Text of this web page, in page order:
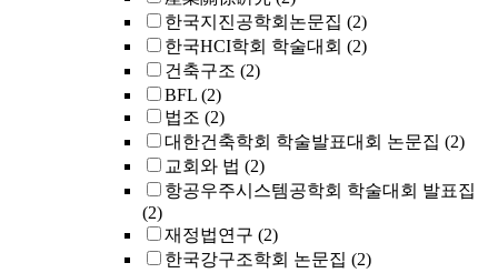
한국지진공학회논문집 (2)
한국HCI학회 학술대회 (2)
건축구조 (2)
BFL (2)
법조 (2)
대한건축학회 학술발표대회 논문집 (2)
교회와 법 (2)
항공우주시스템공학회 학술대회 발표집
(2)
재정법연구 (2)
한국강구조학회 논문집 (2)